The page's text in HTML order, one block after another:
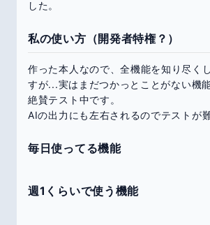
した。
私の使い方（開発者特権？）
作った本人なので、全機能を知り尽く
すが...実はまだつかっとことがない機
絶賛テスト中です。
AIの出力にも左右されるのでテストが
毎日使ってる機能
週1くらいで使う機能